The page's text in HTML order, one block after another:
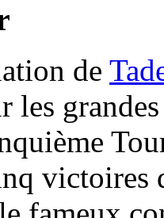
de
les
victoires